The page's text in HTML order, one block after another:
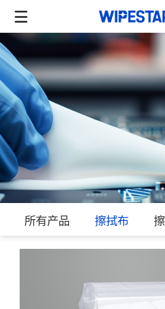
所有产品 擦拭布